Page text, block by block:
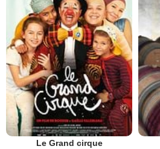
Le Grand cirque